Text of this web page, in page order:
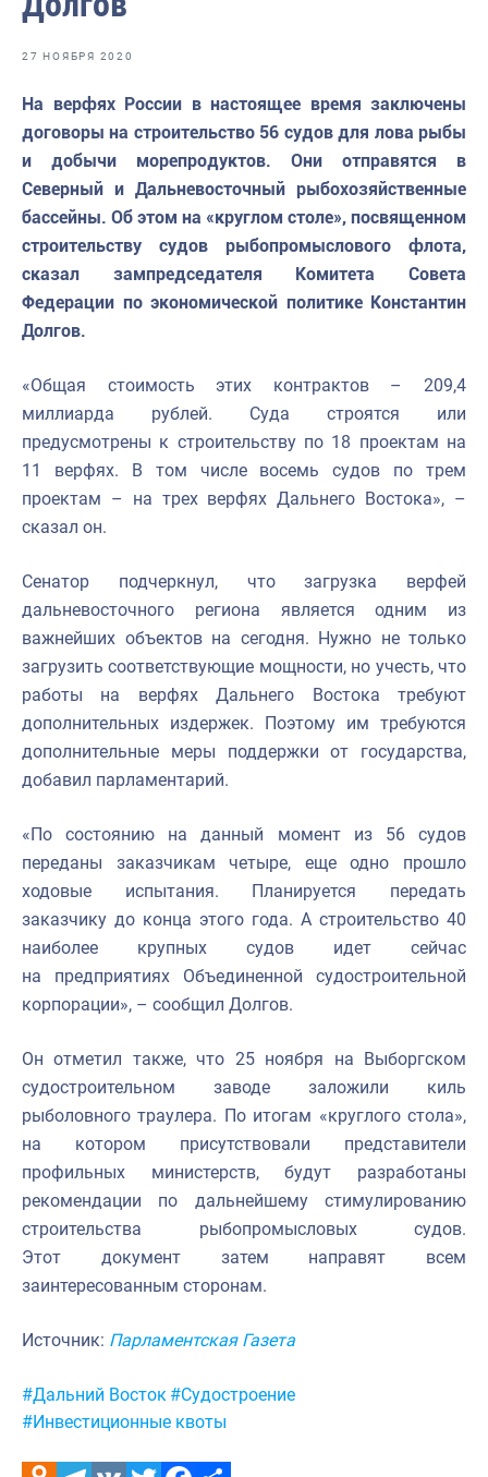
Отраслевые СМИ
Выставки и конференции
Научно-практическая литература
Рыбоохрана России
Отрасль в цифрах
Инфографика
Укрепление духовно-нравственных ценностей
27 НОЯБРЯ 2020
На верфях России в настоящее время заключены
договоры на строительство 56 судов для лова рыбы
и добычи морепродуктов. Они отправятся в
Северный и Дальневосточный рыбохозяйственные
бассейны. Об этом на «круглом столе», посвященном
строительству судов рыбопромыслового флота,
сказал зампредседателя Комитета Совета
Федерации по экономической политике Константин
Долгов.
«Общая стоимость этих контрактов – 209,4
миллиарда рублей. Суда строятся или
предусмотрены к строительству по 18 проектам на
11 верфях. В том числе восемь судов по трем
проектам – на трех верфях Дальнего Востока», –
сказал он.
Сенатор подчеркнул, что загрузка верфей
дальневосточного региона является одним из
важнейших объектов на сегодня. Нужно не только
загрузить соответствующие мощности, но учесть, что
работы на верфях Дальнего Востока требуют
дополнительных издержек. Поэтому им требуются
дополнительные меры поддержки от государства,
добавил парламентарий.
«По состоянию на данный момент из 56 судов
переданы заказчикам четыре, еще одно прошло
ходовые испытания. Планируется передать
заказчику до конца этого года. А строительство 40
наиболее крупных судов идет сейчас
на предприятиях Объединенной судостроительной
корпорации», – сообщил Долгов.
Он отметил также, что 25 ноября на Выборгском
судостроительном заводе заложили киль
рыболовного траулера. По итогам «круглого стола»,
на котором присутствовали представители
профильных министерств, будут разработаны
рекомендации по дальнейшему стимулированию
строительства рыбопромысловых судов.
Этот документ затем направят всем
заинтересованным сторонам.
Источник: Парламентская Газета
Метки:
#Дальний Восток #Судостроение
#Инвестиционные квоты